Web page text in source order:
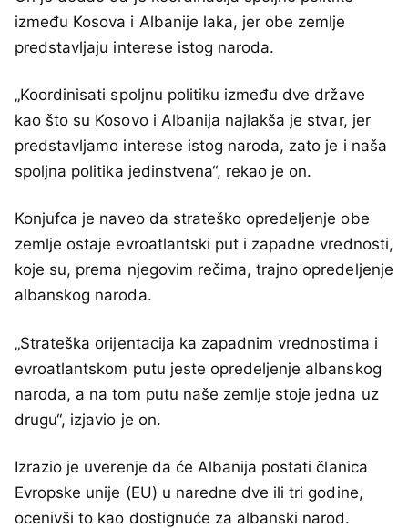
između Kosova i Albanije laka, jer obe zemlje
predstavljaju interese istog naroda.
„Koordinisati spoljnu politiku između dve države
kao što su Kosovo i Albanija najlakša je stvar, jer
predstavljamo interese istog naroda, zato je i naša
spoljna politika jedinstvena“, rekao je on.
Konjufca je naveo da strateško opredeljenje obe
zemlje ostaje evroatlantski put i zapadne vrednosti,
koje su, prema njegovim rečima, trajno opredeljenje
albanskog naroda.
„Strateška orijentacija ka zapadnim vrednostima i
evroatlantskom putu jeste opredeljenje albanskog
naroda, a na tom putu naše zemlje stoje jedna uz
drugu“, izjavio je on.
Izrazio je uverenje da će Albanija postati članica
Evropske unije (EU) u naredne dve ili tri godine,
ocenivši to kao dostignuće za albanski narod.